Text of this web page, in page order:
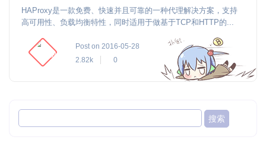
HAProxy是一款免费、快速并且可靠的一种代理解决方案，支持
高可用性、负载均衡特性，同时适用于做基于TCP和HTTP的...
Post on 2016-05-28
2.82k
0